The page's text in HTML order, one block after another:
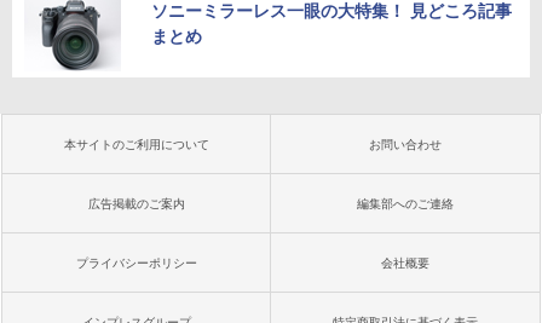
ソニーミラーレス一眼の大特集！ 見どころ記事
まとめ
本サイトのご利用について お問い合わせ
広告掲載のご案内 編集部へのご連絡
プライバシーポリシー 会社概要